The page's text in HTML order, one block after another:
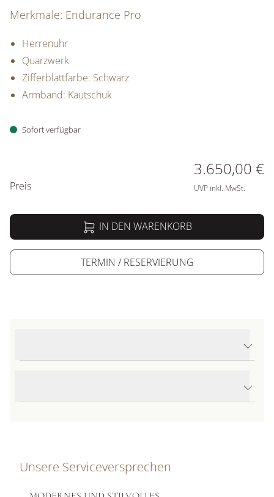
Merkmale: Endurance Pro
Herrenuhr
Quarzwerk
Zifferblattfarbe: Schwarz
Armband: Kautschuk
Sofort verfügbar
Preis
3.650,00 €
UVP inkl. MwSt.
IN DEN WARENKORB
TERMIN / RESERVIERUNG
Unsere Serviceversprechen